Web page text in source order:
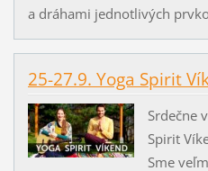
a dráhami jednotlivých
25-27.9. Yoga Spirit
Srdečne
Spirit
Sme